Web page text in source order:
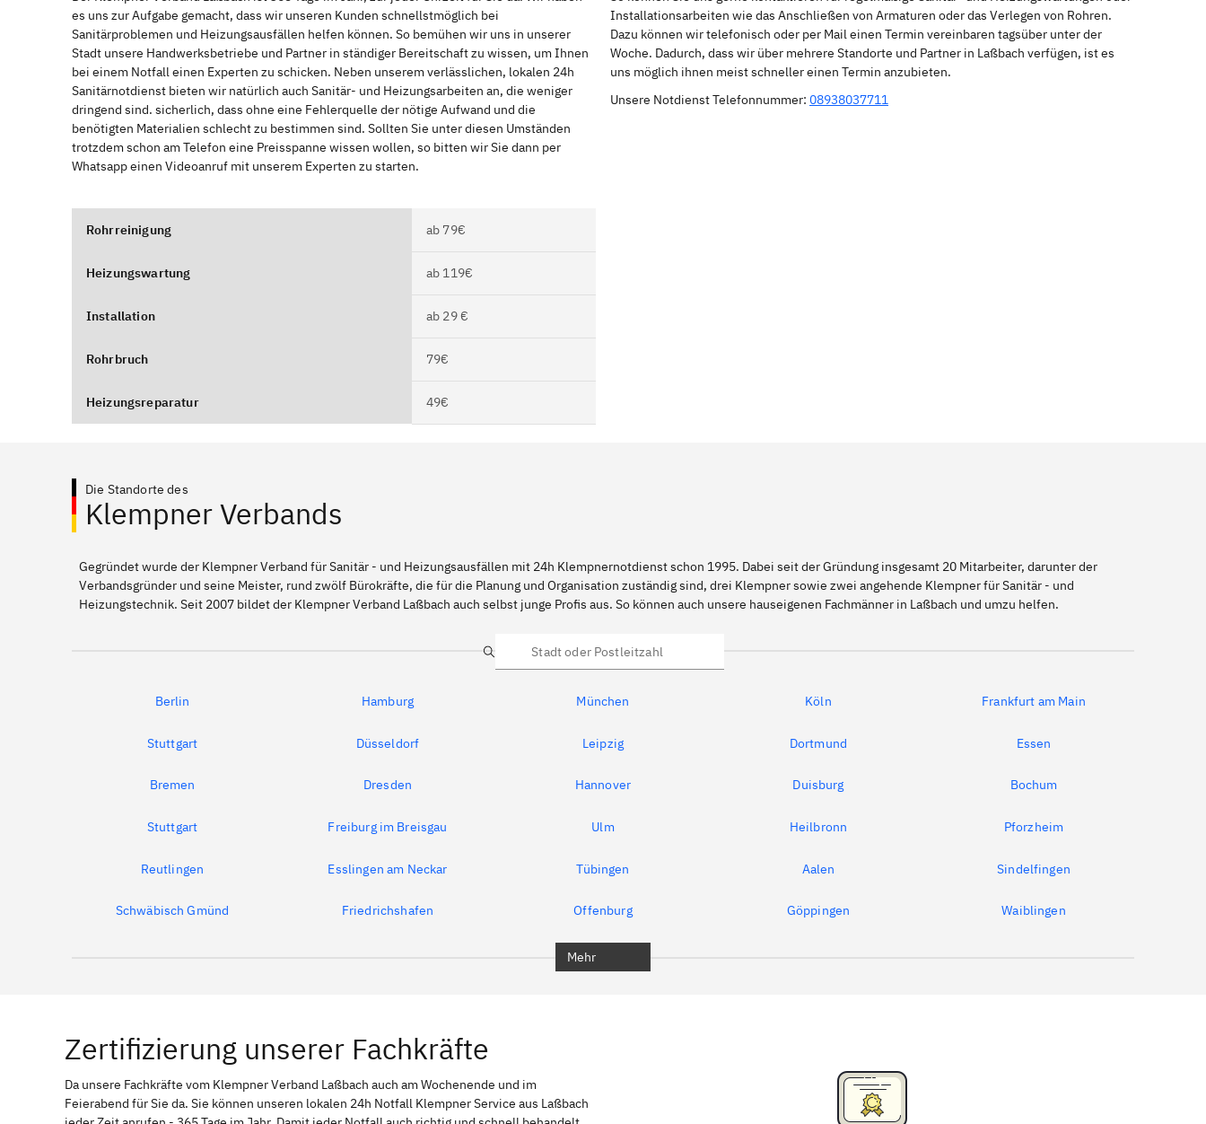
es uns zur Aufgabe gemacht, dass wir unseren Kunden schnellstmöglich bei
Sanitärproblemen und Heizungsausfällen helfen können. So bemühen wir uns in unserer
Stadt unsere Handwerksbetriebe und Partner in ständiger Bereitschaft zu wissen, um Ihnen
bei einem Notfall einen Experten zu schicken. Neben unserem verlässlichen, lokalen 24h
Sanitärnotdienst bieten wir natürlich auch Sanitär- und Heizungsarbeiten an, die weniger
dringend sind. sicherlich, dass ohne eine Fehlerquelle der nötige Aufwand und die
benötigten Materialien schlecht zu bestimmen sind. Sollten Sie unter diesen Umständen
trotzdem schon am Telefon eine Preisspanne wissen wollen, so bitten wir Sie dann per
Whatsapp einen Videoanruf mit unserem Experten zu starten.
Installationsarbeiten wie das Anschließen von Armaturen oder das Verlegen von Rohren.
Dazu können wir telefonisch oder per Mail einen Termin vereinbaren tagsüber unter der
Woche. Dadurch, dass wir über mehrere Standorte und Partner in Laßbach verfügen, ist es
uns möglich ihnen meist schneller einen Termin anzubieten.
Unsere Notdienst Telefonnummer: 08938037711
Rohrreinigung ab 79€
Heizungswartung ab 119€
Installation ab 29 €
Rohrbruch 79€
Heizungsreparatur 49€
Die Standorte des
Klempner Verbands
Gegründet wurde der Klempner Verband für Sanitär - und Heizungsausfällen mit 24h Klempnernotdienst schon 1995. Dabei seit der Gründung insgesamt 20 Mitarbeiter, darunter der
Verbandsgründer und seine Meister, rund zwölf Bürokräfte, die für die Planung und Organisation zuständig sind, drei Klempner sowie zwei angehende Klempner für Sanitär - und
Heizungstechnik. Seit 2007 bildet der Klempner Verband Laßbach auch selbst junge Profis aus. So können auch unsere hauseigenen Fachmänner in Laßbach und umzu helfen.
Suche
Berlin Hamburg München Köln Frankfurt am Main
Stuttgart Düsseldorf Leipzig Dortmund Essen
Bremen Dresden Hannover Duisburg Bochum
Stuttgart Freiburg im Breisgau Ulm Heilbronn Pforzheim
Reutlingen Esslingen am Neckar Tübingen Aalen Sindelfingen
Schwäbisch Gmünd Friedrichshafen Offenburg Göppingen Waiblingen
Mehr
Zertifizierung unserer Fachkräfte
Da unsere Fachkräfte vom Klempner Verband Laßbach auch am Wochenende und im
Feierabend für Sie da. Sie können unseren lokalen 24h Notfall Klempner Service aus Laßbach